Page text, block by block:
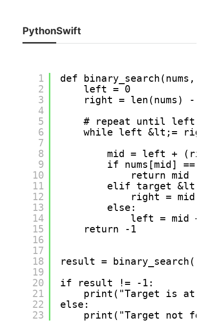
PythonSwift
1
2
3
4
5
6
7
8
9
10
11
12
13
14
15
16
17
18
19
20
21
22
23
def binary_search(nums,
left = 0
right = len(nums) - 1
# repeat until left
while left &lt;= right:
mid = left +
if nums[mid] ==
return mid
elif target &lt;
right = mid - 1
else:
left = mid + 1
return -1
result =
if result != -1:
print("Target is at
else:
print("Target not